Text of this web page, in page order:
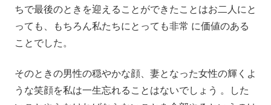
ちで最後のときを迎えることができたことはお二人にと
っても、もちろん私たちにとっても非常 に価値のある
ことでした。
そのときの男性の穏やかな顔、妻となった女性の輝くよ
うな笑顔を私は一生忘れることはないでしょう 。した